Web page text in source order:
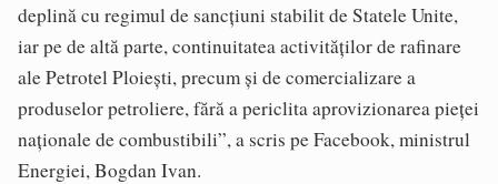
deplină cu regimul de sancţiuni stabilit de Statele Unite,
iar pe de altă parte, continuitatea activităţilor de rafinare
ale Petrotel Ploieşti, precum şi de comercializare a
produselor petroliere, fără a periclita aprovizionarea pieţei
naţionale de combustibili”, a scris pe Facebook, ministrul
Energiei, Bogdan Ivan.